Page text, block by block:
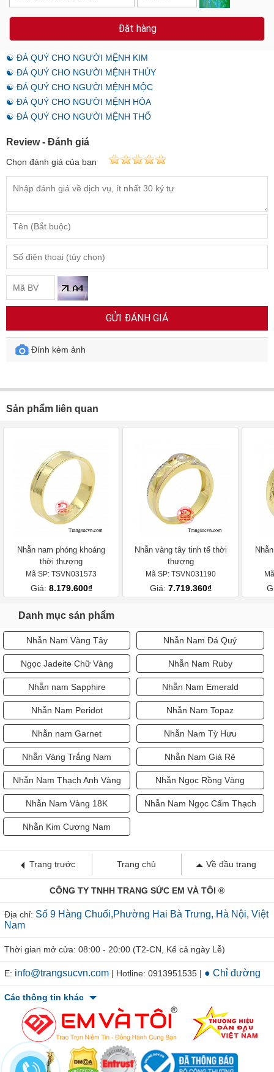
Đặt hàng
☯ ĐÁ QUÝ CHO NGƯỜI MỆNH KIM
☯ ĐÁ QUÝ CHO NGƯỜI MỆNH THỦY
☯ ĐÁ QUÝ CHO NGƯỜI MỆNH MỘC
☯ ĐÁ QUÝ CHO NGƯỜI MỆNH HỎA
☯ ĐÁ QUÝ CHO NGƯỜI MỆNH THỔ
Review - Đánh giá
Chọn đánh giá của bạn
GỬI ĐÁNH GIÁ
Đính kèm ảnh
Sản phẩm liên quan
Nhẫn nam phóng khoáng
thời thượng
Mã SP: TSVN031573
Giá: 8.179.600₫
Nhẫn vàng tây tinh tế thời
thượng
Mã SP: TSVN031190
Giá: 7.719.360₫
Danh mục sản phẩm
Nhẫn Nam Vàng Tây Nhẫn Nam Đá Quý
Ngọc Jadeite Chữ Vàng Nhẫn Nam Ruby
Nhẫn nam Sapphire Nhẫn Nam Emerald
Nhẫn Nam Peridot Nhẫn Nam Topaz
Nhẫn nam Garnet Nhẫn Nam Tỳ Hưu
Nhẫn Vàng Trắng Nam Nhẫn Nam Giá Rẻ
Nhẫn Nam Thạch Anh Vàng Nhẫn Ngọc Rồng Vàng
Nhẫn Nam Vàng 18K Nhẫn Nam Ngọc Cẩm Thạch
Nhẫn Kim Cương Nam
Trang trước Trang chủ Về đầu trang
CÔNG TY TNHH TRANG SỨC EM VÀ TÔI ®
Địa chỉ: Số 9 Hàng Chuối,Phường Hai Bà Trưng, Hà Nội, Việt
Nam
Thời gian mở cửa: 08:00 - 20:00 (T2-CN, Kể cả ngày Lễ)
E: info@trangsucvn.com | Hotline: 0913951535 | ● Chỉ đường
Các thông tin khác